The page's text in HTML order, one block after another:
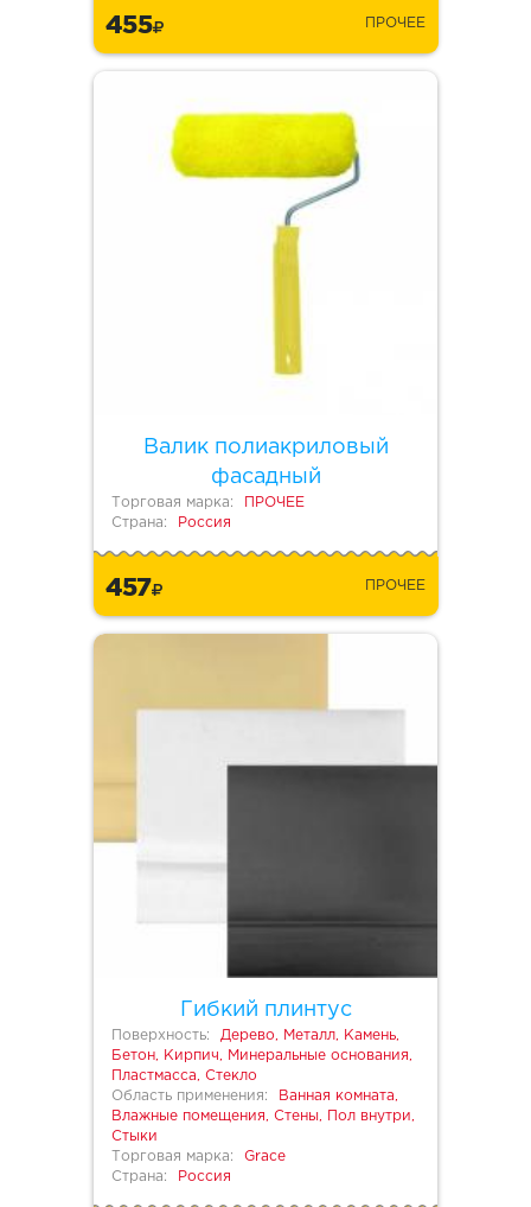
455 ПРОЧЕЕ
Валик полиакриловый
фасадный
Торговая марка:
ПРОЧЕЕ
Страна:
Россия
457 ПРОЧЕЕ
Гибкий плинтус
Поверхность:
Дерево, Металл, Камень,
Бетон, Кирпич, Минеральные основания,
Пластмасса, Стекло
Область применения:
Ванная комната,
Влажные помещения, Стены, Пол внутри,
Стыки
Торговая марка:
Grace
Страна:
Россия